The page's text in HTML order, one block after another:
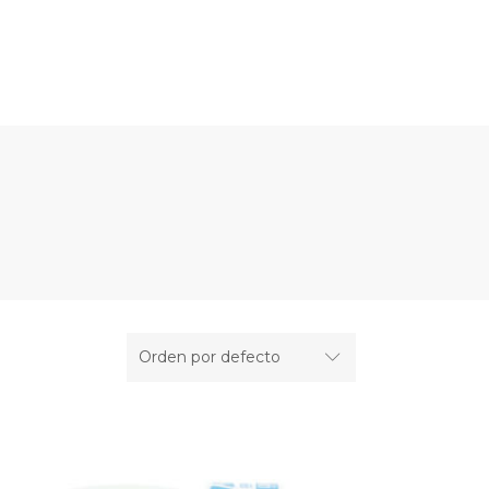
Orden por defecto